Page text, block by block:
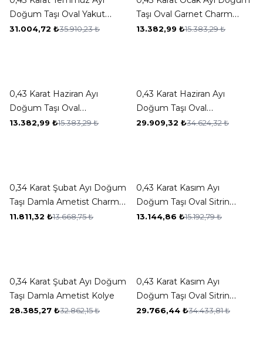
Doğum Taşı Oval Yakut
Kolye
31.004,72 ₺35.910,23₺
Taşı Oval Garnet Charm
Kolye Ucu
13.382,99 ₺15.383,29₺
-13%
0,43 Karat Haziran Ayı
Doğum Taşı Oval
Aleksandrit Charm Kolye
13.382,99 ₺15.383,29₺
-14%
0,43 Karat Haziran Ayı
Doğum Taşı Oval
Aleksandrit Kolye
29.909,32 ₺34.624,32₺
-14%
0,34 Karat Şubat Ayı Doğum
Taşı Damla Ametist Charm
Kolye Ucu
11.811,32 ₺13.668,75₺
-13%
0,43 Karat Kasım Ayı
Doğum Taşı Oval Sitrin
Charm Kolye Ucu
13.144,86 ₺15.192,79₺
-14%
0,34 Karat Şubat Ayı Doğum
Taşı Damla Ametist Kolye
28.385,27 ₺32.862,15₺
-14%
0,43 Karat Kasım Ayı
Doğum Taşı Oval Sitrin
Kolye
29.766,44₺34.433,81₺